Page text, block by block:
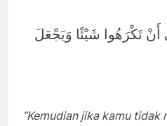
تَكْرَهُوا شَيْئًا وَيَجْعَلَ
“Kemudian jika kamu tidak